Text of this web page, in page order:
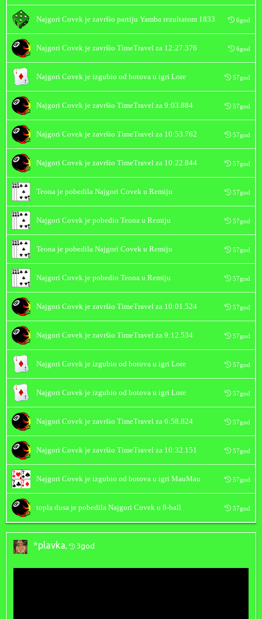
Najgori Covek je završio partiju Yamba rezultatom 1833 6god
Najgori Covek je završio TimeTravel za 12:27.376 6god
Najgori Covek je izgubio od botova u igri Lore 57god
Najgori Covek je završio TimeTravel za 9:03.884 57god
Najgori Covek je završio TimeTravel za 10:53.762 57god
Najgori Covek je završio TimeTravel za 10:22.844 57god
Teona je pobedila Najgori Covek u Remiju 57god
Najgori Covek je pobedio Teona u Remiju 57god
Teona je pobedila Najgori Covek u Remiju 57god
Najgori Covek je pobedio Teona u Remiju 57god
Najgori Covek je završio TimeTravel za 10:01.524 57god
Najgori Covek je završio TimeTravel za 9:12.534 57god
Najgori Covek je izgubio od botova u igri Lore 57god
Najgori Covek je izgubio od botova u igri Lore 57god
Najgori Covek je završio TimeTravel za 6:58.824 57god
Najgori Covek je završio TimeTravel za 10:32.151 57god
Najgori Covek je izgubio od botova u igri MauMau 57god
topla dusa je pobedila Najgori Covek u 8-ball 57god
*plavka, 3god